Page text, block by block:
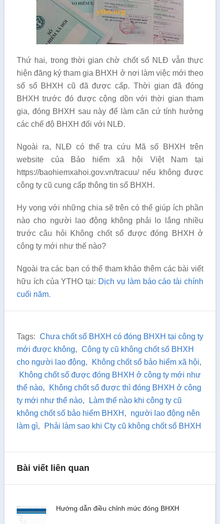
Thứ hai, trong thời gian chờ chốt sổ NLĐ vẫn thực
hiện đăng ký tham gia BHXH ở nơi làm việc mới theo
số sổ BHXH cũ đã được cấp. Thời gian đã đóng
BHXH trước đó được cộng dồn với thời gian tham
gia, đóng BHXH sau này để làm căn cứ tính hưởng
các chế độ BHXH đối với NLĐ.
Ngoài ra, NLĐ có thể tra cứu Mã số BHXH trên
website của Bảo hiểm xã hội Việt Nam tại
https://baohiemxahoi.gov.vn/tracuu/ nếu không được
công ty cũ cung cấp thông tin sổ BHXH.
Hy vọng với những chia sẽ trên có thể giúp ích phần
nào cho người lao động không phải lo lắng nhiều
trước câu hỏi Không chốt sổ được đóng BHXH ở
công ty mới như thế nào?
Ngoài tra các bạn có thể tham khảo thêm các bài viết
hữu ích của YTHO tại: Dịch vụ làm báo cáo tài chính
cuối năm.
Tags: Chưa chốt sổ BHXH có đóng BHXH tại công ty
mới được không, Công ty cũ không chốt sổ BHXH
cho người lao động, Không chốt sổ bảo hiểm xã hội,
Không chốt sổ được đóng BHXH ở công ty mới như
thế nào,
Không chốt sổ được thì đóng BHXH ở công
ty mới như thế nào,
Làm thế nào khi công ty cũ
không chốt sổ bảo hiểm BHXH ,
người lao động nên
làm gì, Phải làm sao khi Cty cũ không chốt sổ BHXH
Bài viết liên quan
Hướng dẫn điều chỉnh mức đóng BHXH